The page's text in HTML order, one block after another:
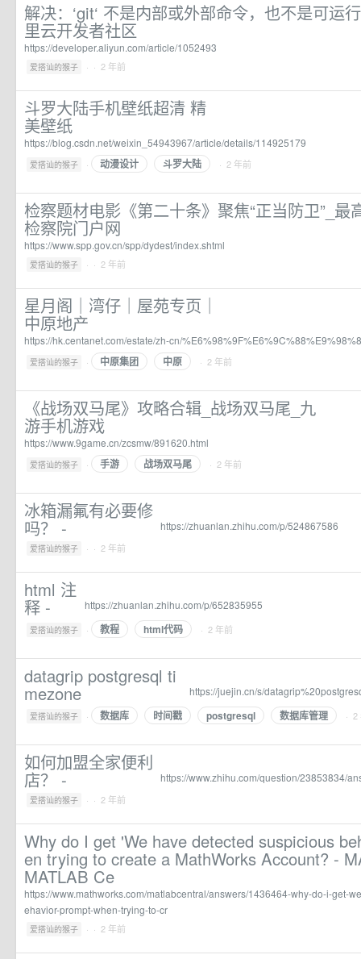
解决：‘git‘ 不是内部或外部命令，也不是可运
里云开发者社区
https://developer.aliyun.com/article/1052493
爱搭讪的猴子 · · 2 年前
斗罗大陆手机壁纸超清 精
美壁纸
https://blog.csdn.net/weixin_54943967/article/details/114925179
爱搭讪的猴子 · 动漫设计 斗罗大陆 · 2 年前
检察题材电影《第二十条》聚焦“正当防卫”_最
检察院门户网
https://www.spp.gov.cn/spp/dydest/index.shtml
爱搭讪的猴子 · · 2 年前
星月阁｜湾仔｜屋苑专页｜
中原地产
https://hk.centanet.com/estate/zh-cn/
爱搭讪的猴子 · 中原集团 中原 · 2 年前
《战场双马尾》攻略合辑_战场双马尾_九
游手机游戏
https://www.9game.cn/zcsmw/891620.html
爱搭讪的猴子 · 手游 战场双马尾 · 2 年前
冰箱漏氟有必要修
吗？ - https://zhuanlan.zhihu.com/p/524867586
爱搭讪的猴子 · · 2 年前
html 注
释 - https://zhuanlan.zhihu.com/p/652835955
爱搭讪的猴子 · 教程 html代码 · 2 年前
datagrip postgresql ti
mezone https://juejin.cn/s/
爱搭讪的猴子 · 数据库 时间戳 postgresql 数据库管理 · 2
如何加盟全家便利
店？ - https://www.zhihu.com/question/23853834/
爱搭讪的猴子 · · 2 年前
Why do I get 'We have detected suspicious
en trying to create a MathWorks Account? -
MATLAB Ce
https://www.mathworks.com/matlabcentral/answers/1436464-why-do-i-get-
ehavior-prompt-when-trying-to-cr
爱搭讪的猴子 · · 2 年前